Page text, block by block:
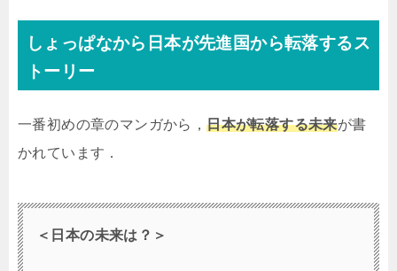
しょっぱなから日本が先進国から転落するス
トーリー
一番初めの章のマンガから，日本が転落する未来が書
かれています．
＜日本の未来は？＞